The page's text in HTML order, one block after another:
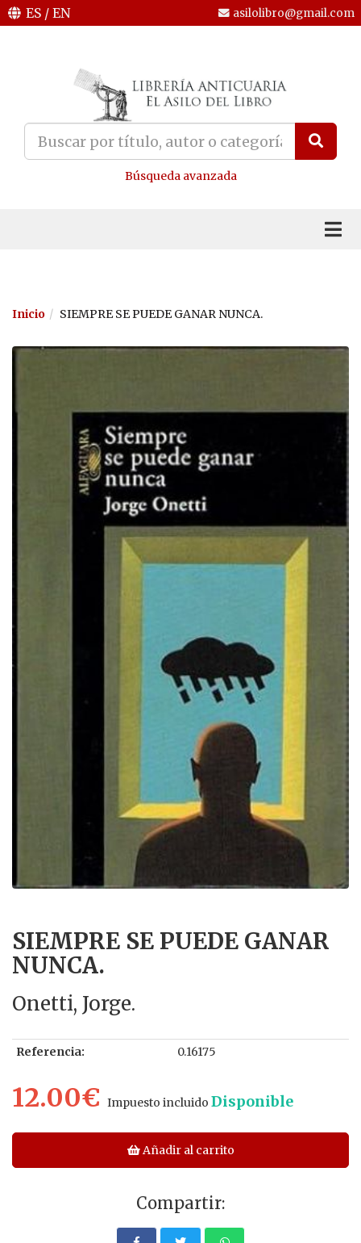
ES / EN asilolibro@gmail.com
Búsqueda avanzada
Inicio SIEMPRE SE PUEDE GANAR NUNCA.
SIEMPRE SE PUEDE GANAR
NUNCA.
Onetti, Jorge.
Referencia: 0.16175
12.00€ Impuesto incluido Disponible
Añadir al carrito
Compartir: